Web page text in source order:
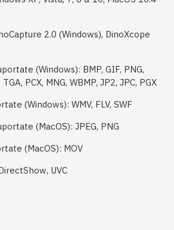
2.0 (Windows), DinoXcope
(Windows): BMP, GIF, PNG,
PCX, MNG, WBMP, JP2, JPC, PGX
(Windows): WMV, FLV, SWF
(MacOS): JPEG, PNG
(MacOS): MOV
UVC